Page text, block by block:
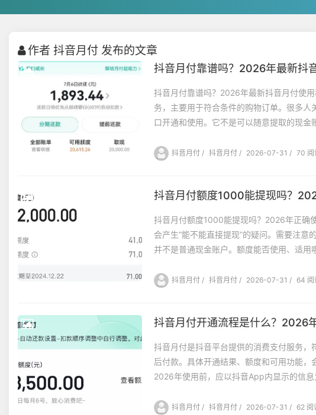
作者 抖音月付 发布的文章
抖音月付靠谱吗？2026年最新抖
抖音月付靠谱吗？2026年最新抖音月付使
务，主要用于符合条件的购物订单。很多
口开通和使用。它不是可以随意提取的现金
抖音月付 / 抖音月付 / 2026-07-31 / 70 阅
抖音月付额度1000能提现吗？
抖音月付额度1000能提现吗？2026年正确
会产生“能不能直接提现”的疑问。需要注意
并不是普通现金账户。额度能否使用、适用
抖音月付 / 抖音月付 / 2026-07-31 / 64 阅
抖音月付开通流程是什么？2026
抖音月付是抖音平台提供的消费支付服务
后付款。具体开通结果、额度和可用功能，
2026年使用前，应以抖音App内显示的信息
抖音月付 / 抖音月付 / 2026-07-31 / 62 阅